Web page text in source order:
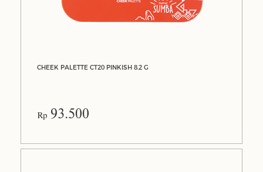
CHEEK PALETTE CT20 PINKISH 8.2 G
Rp 93.500